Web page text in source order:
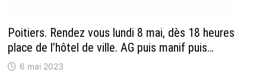
Poitiers. Rendez vous lundi 8 mai, dès 18 heures
place de l’hôtel de ville. AG puis manif puis…
6 mai 2023